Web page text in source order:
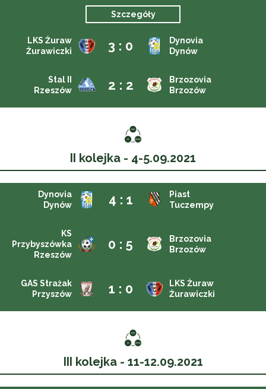
Szczegóły
LKS Żuraw
Żurawiczki
3 : 0
Dynovia
Dynów
Stal II
Rzeszów
2 : 2
Brzozovia
Brzozów
II kolejka - 4-5.09.2021
Dynovia
Dynów
4 : 1
Piast
Tuczempy
KS
Przybyszówka
Rzeszów
0 : 5
Brzozovia
Brzozów
GAS Strażak
Przyszów
1 : 0
LKS Żuraw
Żurawiczki
III kolejka - 11-12.09.2021